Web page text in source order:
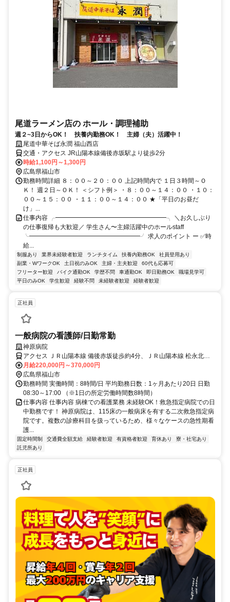
尾道ラーメン店の ホール・調理補助
週２~3日からOK！ 扶養内勤務OK！ 主婦（夫）活躍中！
尾道中華そば永潤 福山西店
交通・アクセス JR山陽本線備後赤坂駅より徒歩2分
時給1,100円～1,300円
広島県福山市
勤務時間詳細 ８：００～２０：００ 上記時間内で １日３時間～Ｏ
Ｋ！ 週２日～ＯＫ！ ＜シフト例＞ ・８：００～１４：００ ・１０：
００～１５：００ ・１１：００～１４：００ ★「平日のお昼だ
け」...
仕事内容 ╭━━━━━━━━━━━━━━━━━━╮ ＼お久しぶり
の仕事復帰も大歓迎／ 学生さん〜主婦活躍中のホールstaff
╰━━━━━━━━━━━━━━━━━━╯ 求人のポイント ー ✅時
給...
制服あり 業界未経験者歓迎 ランチタイム 扶養内勤務OK
社員登用あり
副業・WワークOK
土日祝のみOK 主婦・主夫歓迎
60代も応募可
フリーター歓迎
バイク通勤OK 学歴不問 車通勤OK 即日勤務OK
職場見学可
平日のみOK
学生歓迎 経験不問 未経験者歓迎 経験者歓迎
正社員
一般病院の看護師/日勤常勤
神原病院
アクセス ＪＲ山陽本線 備後赤坂徒歩約4分、ＪＲ山陽本線 松永北口
徒歩約58分、ＪＲ福塩線 備後本庄徒歩約60分
月給220,000円～370,000円
広島県福山市
勤務時間 実働時間：8時間/日 平均勤務日数：1ヶ月あたり20日 日勤
08:30～17:00 （※1日の所定労働時間数8時間）
仕事内容 仕事内容 病棟での看護業務 未経験OK！救急指定病院での日
中勤務です！ 神原病院は、115床の一般病床を有する二次救急指定病
院です。複数の診療科目を扱っているため、様々なケースの急性期看
護...
固定時間制 交通費全額支給 経験者歓迎 有資格者歓迎 育休あり
寮・社宅あり
託児所あり
正社員